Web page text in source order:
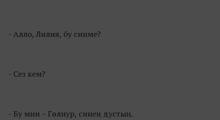
- Алло, Лилия, бу синме?
- Сез кем?
- Бу мин – Гөлнур, синең дустың.